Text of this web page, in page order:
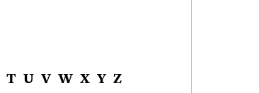
T U V W X Y Z